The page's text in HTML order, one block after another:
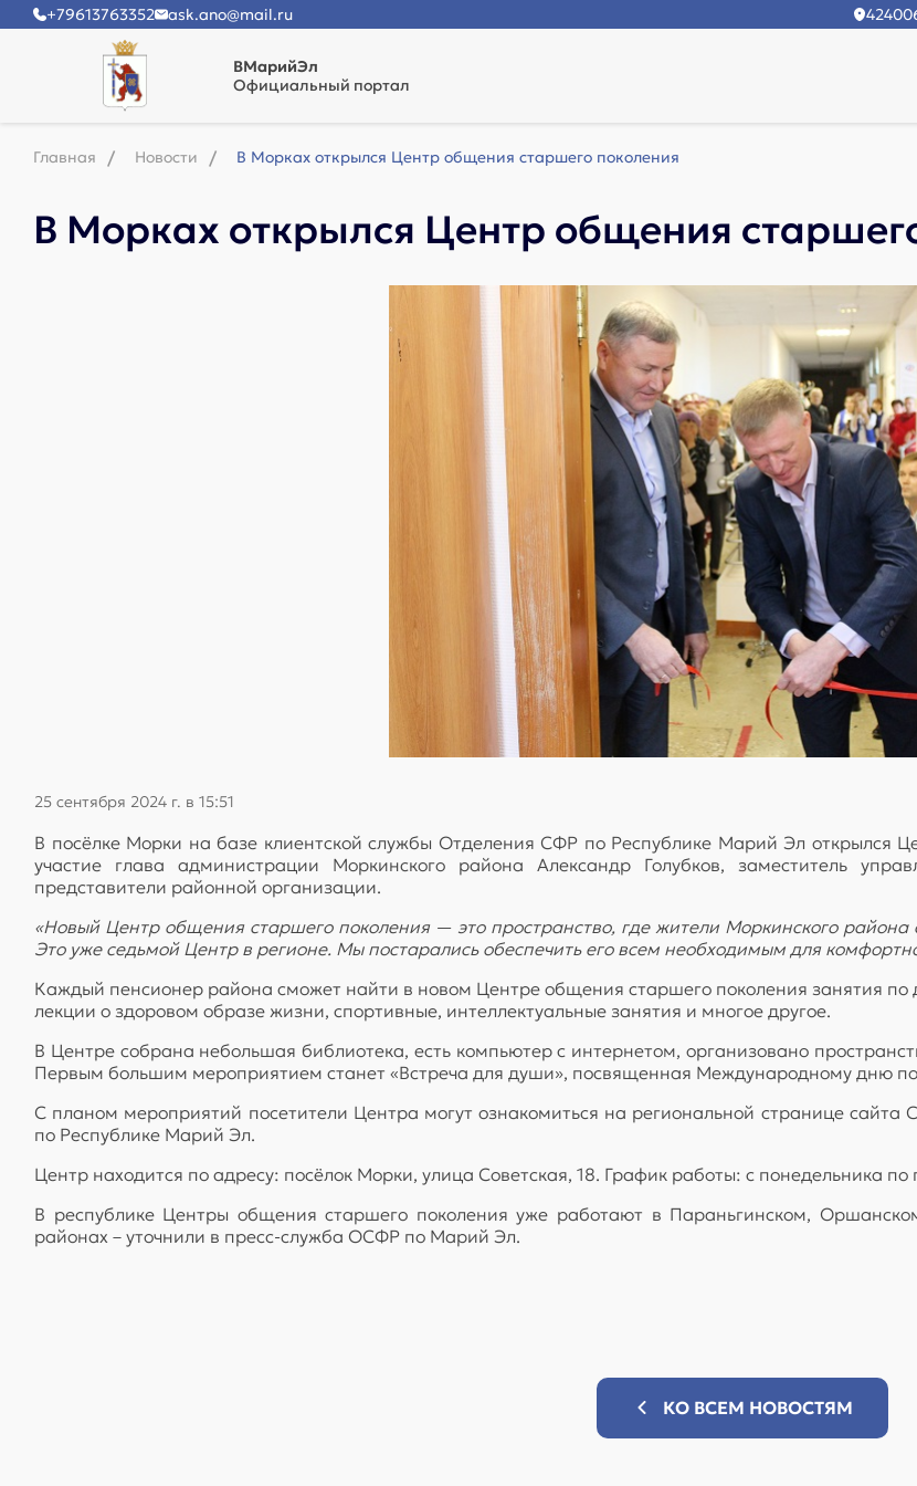
+79613763352 ask.ano@mail.ru
ВМарийЭл
Официальный портал
Главная Новости В Морках открылся Центр общения старшего поколения
В Морках открылся Центр общения
25 сентября 2024 г. в 15:51
В посёлке Морки на базе клиентской службы Отделения СФР по Республике Марий Эл открылся
участие глава администрации Моркинского района Александр Голубков, заместитель
представители районной организации.
«Новый Центр общения старшего поколения — это пространство, где жители Моркинского района
Это уже седьмой Центр в регионе. Мы постарались обеспечить его всем необходимым для
Каждый пенсионер района сможет найти в новом Центре общения старшего поколения занятия по
лекции о здоровом образе жизни, спортивные, интеллектуальные занятия и многое другое.
В Центре собрана небольшая библиотека, есть компьютер с интернетом, организовано
Первым большим мероприятием станет «Встреча для души», посвященная Международному дню
С планом мероприятий посетители Центра могут ознакомиться на региональной странице
по Республике Марий Эл.
Центр находится по адресу: посёлок Морки, улица Советская, 18. График работы: с понедельника
В республике Центры общения старшего поколения уже работают в Параньгинском,
районах – уточнили в пресс-служба ОСФР по Марий Эл.
КО ВСЕМ НОВОСТЯМ